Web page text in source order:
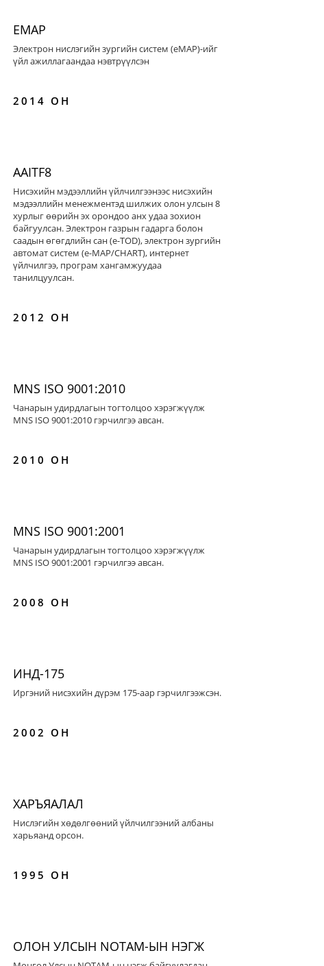
EMAP
Электрон нислэгийн зургийн систем (eMAP)-ийг
үйл ажиллагаандаа нэвтрүүлсэн
2014 ОН
AAITF8
Нисэхийн мэдээллийн үйлчилгээнээс нисэхийн
мэдээллийн менежментэд шилжих олон улсын 8
хурлыг өөрийн эх орондоо анх удаа зохион
байгуулсан. Электрон газрын гадарга болон
саадын өгөгдлийн сан (e-TOD), электрон зургийн
автомат систем (e-MAP/CHART), интернет
үйлчилгээ, програм хангамжуудаа
танилцуулсан.
2012 ОН
MNS ISO 9001:2010
Чанарын удирдлагын тогтолцоо хэрэгжүүлж
MNS ISO 9001:2010 гэрчилгээ авсан.
2010 ОН
MNS ISO 9001:2001
Чанарын удирдлагын тогтолцоо хэрэгжүүлж
MNS ISO 9001:2001 гэрчилгээ авсан.
2008 ОН
ИНД-175
Иргэний нисэхийн дүрэм 175-аар гэрчилгээжсэн.
2002 ОН
ХАРЪЯАЛАЛ
Нислэгийн хөдөлгөөний үйлчилгээний албаны
харьяанд орсон.
1995 ОН
ОЛОН УЛСЫН NOTAM-ЫН НЭГЖ